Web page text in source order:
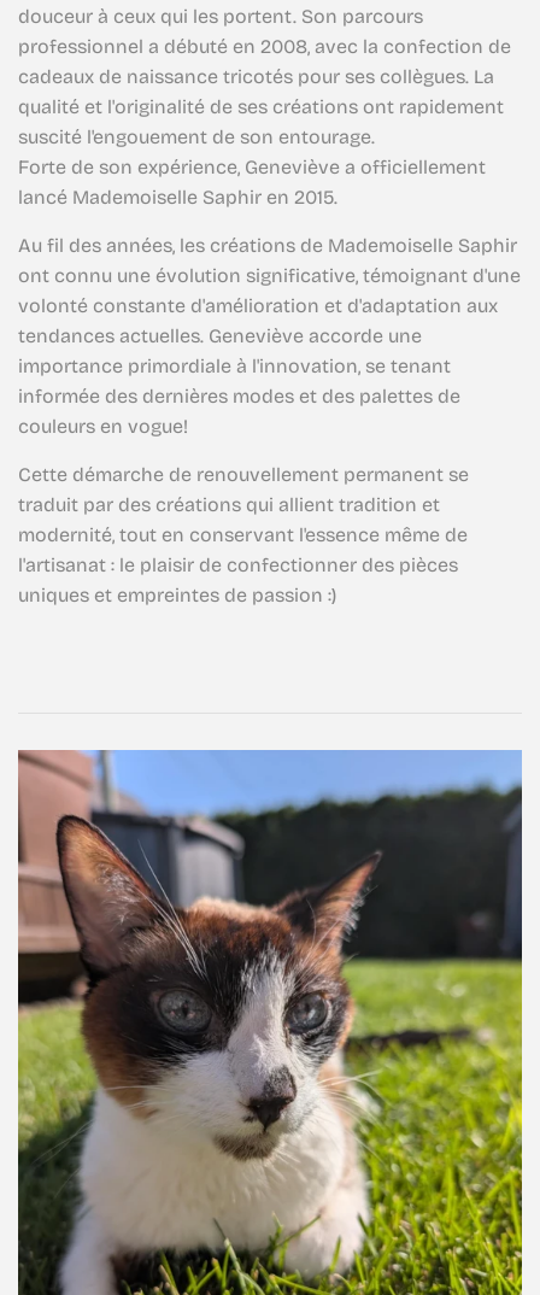
douceur à ceux qui les portent. Son parcours
professionnel a débuté en 2008, avec la confection de
cadeaux de naissance tricotés pour ses collègues. La
qualité et l'originalité de ses créations ont rapidement
suscité l'engouement de son entourage.
Forte de son expérience, Geneviève a officiellement
lancé Mademoiselle Saphir en 2015.
Au fil des années, les créations de Mademoiselle Saphir
ont connu une évolution significative, témoignant d'une
volonté constante d'amélioration et d'adaptation aux
tendances actuelles. Geneviève accorde une
importance primordiale à l'innovation, se tenant
informée des dernières modes et des palettes de
couleurs en vogue!
Cette démarche de renouvellement permanent se
traduit par des créations qui allient tradition et
modernité, tout en conservant l'essence même de
l'artisanat : le plaisir de confectionner des pièces
uniques et empreintes de passion :)